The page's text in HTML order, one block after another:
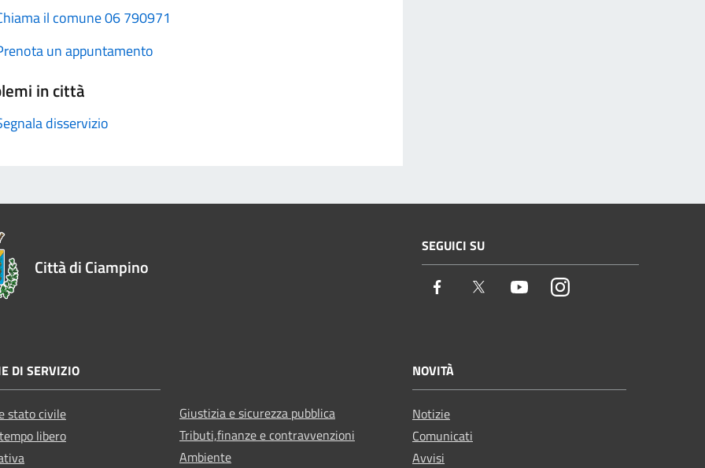
il comune 06 790971
un appuntamento
in città
disservizio
Città di Ciampino
SEGUICI SU
Facebook Twitter YoutubeInstagram
DI SERVIZIO
stato civile
libero
Giustizia e sicurezza pubblica
Tributi,finanze e contravvenzioni
Ambiente
NOVITÀ
Notizie
Comunicati
Avvisi